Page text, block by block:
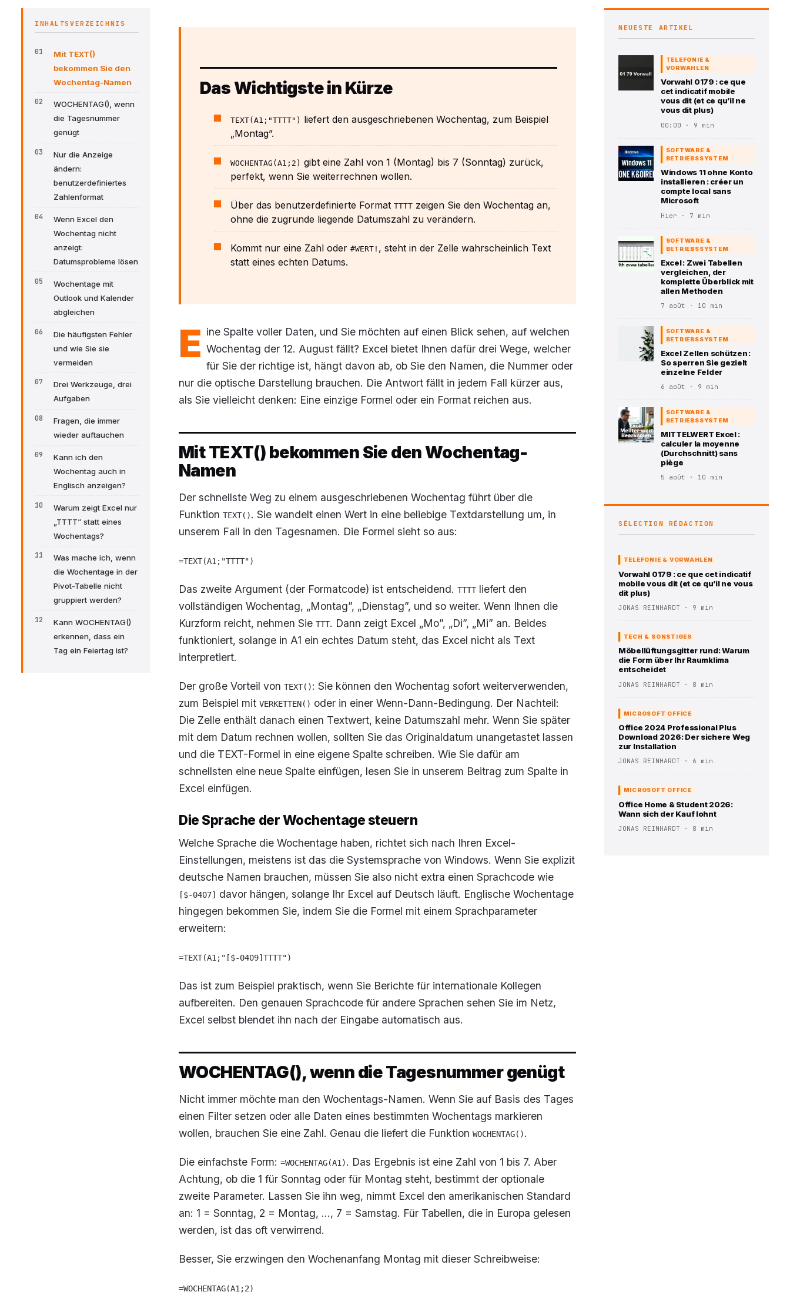
INHALTSVERZEICHNIS
Mit TEXT()
bekommen Sie den
Wochentag-Namen
WOCHENTAG(), wenn
die Tagesnummer
genügt
Nur die Anzeige
ändern:
benutzerdefiniertes
Zahlenformat
Wenn Excel den
Wochentag nicht
anzeigt:
Datumsprobleme lösen
Wochentage mit
Outlook und Kalender
abgleichen
Die häufigsten Fehler
und wie Sie sie
vermeiden
Drei Werkzeuge, drei
Aufgaben
Fragen, die immer
wieder auftauchen
Kann ich den
Wochentag auch in
Englisch anzeigen?
Warum zeigt Excel nur
„TTTT” statt eines
Wochentags?
Was mache ich, wenn
die Wochentage in der
Pivot-Tabelle nicht
gruppiert werden?
Kann WOCHENTAG()
erkennen, dass ein
Tag ein Feiertag ist?
Das Wichtigste in Kürze
TEXT(A1;"TTTT") liefert den ausgeschriebenen Wochentag, zum Beispiel
„Montag”.
WOCHENTAG(A1;2) gibt eine Zahl von 1 (Montag) bis 7 (Sonntag) zurück,
perfekt, wenn Sie weiterrechnen wollen.
Über das benutzerdefinierte Format TTTT zeigen Sie den Wochentag an,
ohne die zugrunde liegende Datumszahl zu verändern.
Kommt nur eine Zahl oder #WERT! , steht in der Zelle wahrscheinlich Text
statt eines echten Datums.
E ine Spalte voller Daten, und Sie möchten auf einen Blick sehen, auf welchen
Wochentag der 12. August fällt? Excel bietet Ihnen dafür drei Wege, welcher
für Sie der richtige ist, hängt davon ab, ob Sie den Namen, die Nummer oder
nur die optische Darstellung brauchen. Die Antwort fällt in jedem Fall kürzer aus,
als Sie vielleicht denken: Eine einzige Formel oder ein Format reichen aus.
Mit TEXT() bekommen Sie den Wochentag-
Namen
Der schnellste Weg zu einem ausgeschriebenen Wochentag führt über die
Funktion TEXT(). Sie wandelt einen Wert in eine beliebige Textdarstellung um, in
unserem Fall in den Tagesnamen. Die Formel sieht so aus:
=TEXT(A1;"TTTT")
Das zweite Argument (der Formatcode) ist entscheidend. TTTTliefert den
vollständigen Wochentag, „Montag”, „Dienstag”, und so weiter. Wenn Ihnen die
Kurzform reicht, nehmen Sie TTT. Dann zeigt Excel „Mo”, „Di”, „Mi” an. Beides
funktioniert, solange in A1 ein echtes Datum steht, das Excel nicht als Text
interpretiert.
Der große Vorteil von TEXT(): Sie können den Wochentag sofort weiterverwenden,
zum Beispiel mit VERKETTEN() oder in einer Wenn-Dann-Bedingung. Der Nachteil:
Die Zelle enthält danach einen Textwert, keine Datumszahl mehr. Wenn Sie später
mit dem Datum rechnen wollen, sollten Sie das Originaldatum unangetastet lassen
und die TEXT-Formel in eine eigene Spalte schreiben. Wie Sie dafür am
schnellsten eine neue Spalte einfügen, lesen Sie in unserem Beitrag zum Spalte in
Excel einfügen.
Die Sprache der Wochentage steuern
Welche Sprache die Wochentage haben, richtet sich nach Ihren Excel-
Einstellungen, meistens ist das die Systemsprache von Windows. Wenn Sie explizit
deutsche Namen brauchen, müssen Sie also nicht extra einen Sprachcode wie
[$-0407]
davor hängen, solange Ihr Excel auf Deutsch läuft. Englische Wochentage
hingegen bekommen Sie, indem Sie die Formel mit einem Sprachparameter
erweitern:
=TEXT(A1;"[$-0409]TTTT")
Das ist zum Beispiel praktisch, wenn Sie Berichte für internationale Kollegen
aufbereiten. Den genauen Sprachcode für andere Sprachen sehen Sie im Netz,
Excel selbst blendet ihn nach der Eingabe automatisch aus.
WOCHENTAG(), wenn die Tagesnummer genügt
Nicht immer möchte man den Wochentags-Namen. Wenn Sie auf Basis des Tages
einen Filter setzen oder alle Daten eines bestimmten Wochentags markieren
wollen, brauchen Sie eine Zahl. Genau die liefert die Funktion WOCHENTAG().
Die einfachste Form: =WOCHENTAG(A1). Das Ergebnis ist eine Zahl von 1 bis 7. Aber
Achtung, ob die 1 für Sonntag oder für Montag steht, bestimmt der optionale
zweite Parameter. Lassen Sie ihn weg, nimmt Excel den amerikanischen Standard
an: 1 = Sonntag, 2 = Montag, …, 7 = Samstag. Für Tabellen, die in Europa gelesen
werden, ist das oft verwirrend.
Besser, Sie erzwingen den Wochenanfang Montag mit dieser Schreibweise:
=WOCHENTAG(A1;2)
NEUESTE ARTIKEL
TELEFONIE &
VORWAHLEN
Vorwahl 0179 : ce que
cet indicatif mobile
vous dit (et ce qu’il ne
vous dit plus)
00:00 · 9 min
SOFTWARE &
BETRIEBSSYSTEM
Windows 11 ohne Konto
installieren : créer un
compte local sans
Microsoft
Hier · 7 min
SOFTWARE &
BETRIEBSSYSTEM
Excel : Zwei Tabellen
vergleichen, der
komplette Überblick mit
allen Methoden
7 août · 10 min
SOFTWARE &
BETRIEBSSYSTEM
Excel Zellen schützen :
So sperren Sie gezielt
einzelne Felder
6 août · 9 min
SOFTWARE &
BETRIEBSSYSTEM
MITTELWERT Excel :
calculer la moyenne
(Durchschnitt) sans
piège
5 août · 10 min
SÉLECTION RÉDACTION
TELEFONIE & VORWAHLEN
Vorwahl 0179 : ce que cet indicatif
mobile vous dit (et ce qu’il ne vous
dit plus)
JONAS REINHARDT · 9 min
TECH & SONSTIGES
Möbellüftungsgitter rund: Warum
die Form über Ihr Raumklima
entscheidet
JONAS REINHARDT · 8 min
MICROSOFT OFFICE
Office 2024 Professional Plus
Download 2026: Der sichere Weg
zur Installation
JONAS REINHARDT · 6 min
MICROSOFT OFFICE
Office Home & Student 2026:
Wann sich der Kauf lohnt
JONAS REINHARDT · 8 min